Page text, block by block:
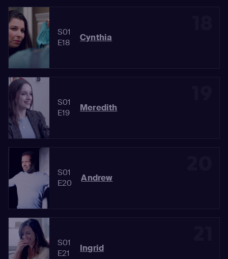
S01
E18
Cynthia
S01
E19
Meredith
S01
E20
Andrew
S01
E21
Ingrid